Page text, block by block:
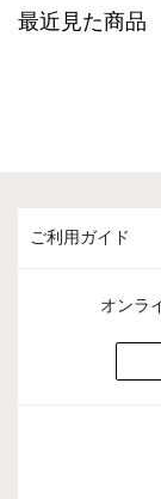
最近見た商品
ご利用ガイド
オンラ